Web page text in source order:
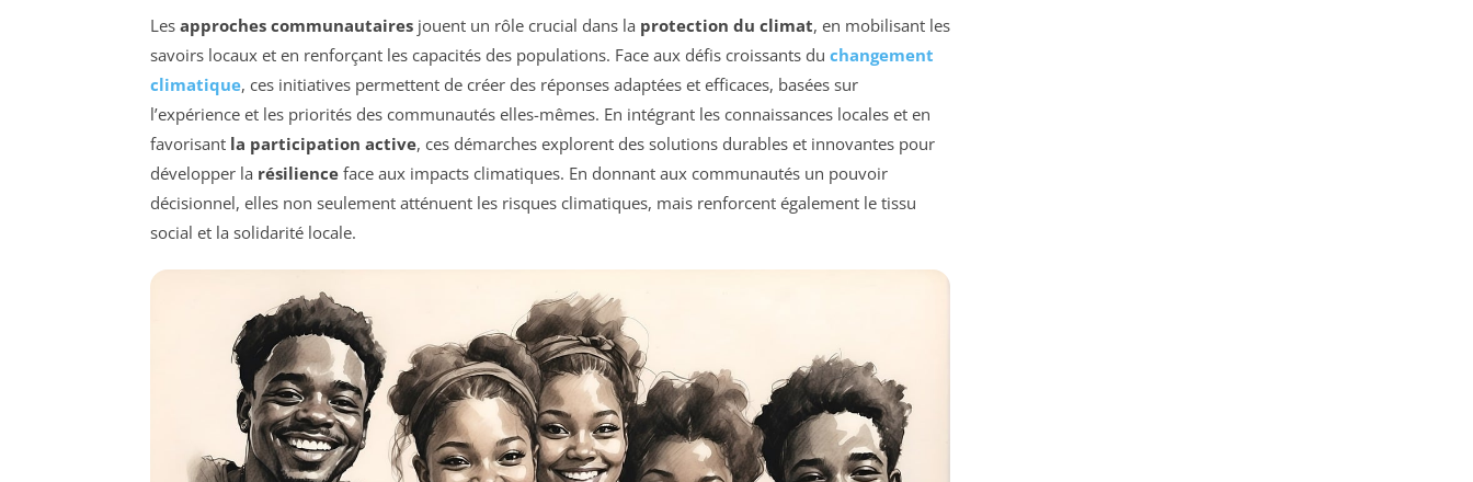
Les approches communautaires jouent un rôle crucial dans la protection du climat, en mobilisant les
savoirs locaux et en renforçant les capacités des populations. Face aux défis croissants du changement
climatique, ces initiatives permettent de créer des réponses adaptées et efficaces, basées sur
l’expérience et les priorités des communautés elles-mêmes. En intégrant les connaissances locales et en
favorisant la participation active, ces démarches explorent des solutions durables et innovantes pour
développer la résilience face aux impacts climatiques. En donnant aux communautés un pouvoir
décisionnel, elles non seulement atténuent les risques climatiques, mais renforcent également le tissu
social et la solidarité locale.